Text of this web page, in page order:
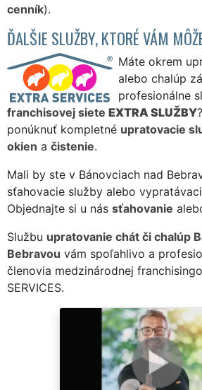
cenník).
ĎALŠIE SLUŽBY, KTORÉ VÁM
Máte okrem
alebo chalúp
profesionálne
franchisovej siete EXTRA SLUŽBY
ponúknuť kompletné upratovacie
okien a čistenie.
Mali by ste v Bánovciach nad
sťahovacie služby alebo
Objednajte si u nás sťahovanie
Službu upratovanie chát či chalúp
Bebravou vám spoľahlivo a
členovia medzinárodnej
SERVICES.